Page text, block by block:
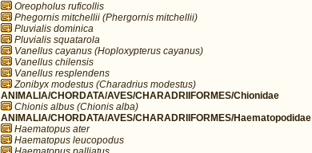
Oreopholus ruficollis
Phegornis mitchellii (Phergornis mitchellii)
Pluvialis dominica
Pluvialis squatarola
Vanellus cayanus (Hoploxypterus cayanus)
Vanellus chilensis
Vanellus resplendens
Zonibyx modestus (Charadrius modestus)
ANIMALIA/CHORDATA/AVES/CHARADRIIFORMES/Chionidae
Chionis albus (Chionis alba)
ANIMALIA/CHORDATA/AVES/CHARADRIIFORMES/Haematopodidae
Haematopus ater
Haematopus leucopodus